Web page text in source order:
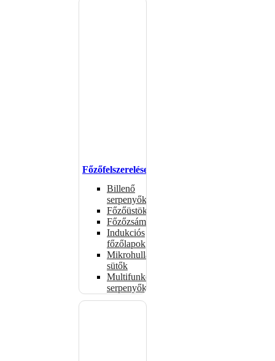
Főzőfelszerelések
Billenő
serpenyők
Főzőüstök
Főzőzsámolyok
Indukciós
főzőlapok
Mikrohullámú
sütők
Multifunkciós
serpenyők